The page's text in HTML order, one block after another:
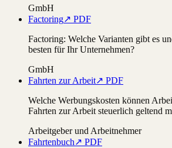
GmbH
Factoring↗ PDF
Factoring: Welche Varianten gibt es
besten für Ihr Unternehmen?
GmbH
Fahrten zur Arbeit↗ PDF
Welche Werbungskosten können
Fahrten zur Arbeit steuerlich geltend
Arbeitgeber und Arbeitnehmer
Fahrtenbuch↗ PDF